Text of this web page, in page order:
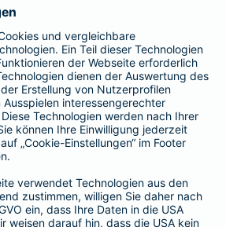
ist Teil der BarmeniaGothaer
BELIEBTE SEITEN
Zusatzversicherung
Tierversicherungen
Adresse ändern
Schaden melden